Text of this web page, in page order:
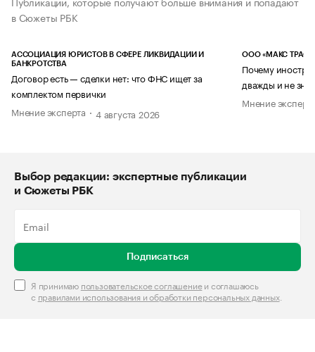
в Сюжеты РБК
АССОЦИАЦИЯ ЮРИСТОВ В СФЕРЕ ЛИКВИДАЦИИ И
БАНКРОТСТВА
Договор есть — сделки нет: что ФНС ищет за
комплектом первички
Мнение эксперта
4 августа 2026
ООО «МАКС ТРАСТ»
Почему
дважды и не
Мнение
Выбор редакции: экспертные публикации
и Сюжеты РБК
Подписаться
Я принимаю пользовательское соглашениеи соглашаюсь
с правилами использования и обработки персональных данных.